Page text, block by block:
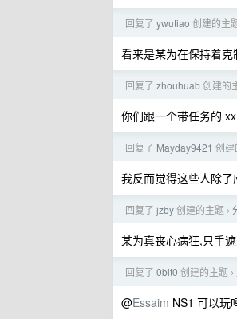
回复了 ywutiao 创建的主
看来是某为在保持着
回复了 zhouhuab创建的
你们跟一个带任务的
回复了 Mayday9421 创建
我反而觉得这些人除
回复了 jzby创建的主题 ›
某为真丧心病狂,只手
回复了 0bit0 创建的主题 ›
@Essaim NS1 可以玩